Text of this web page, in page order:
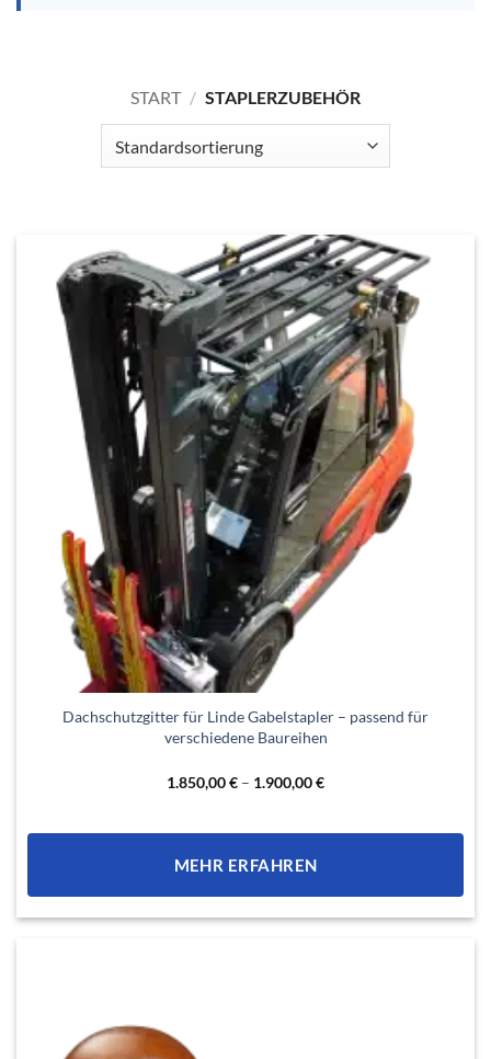
START / STAPLERZUBEHÖR
Dachschutzgitter für Linde Gabelstapler – passend für
verschiedene Baureihen
1.850,00€ – 1.900,00€
MEHR ERFAHREN
Dieses
können
auf